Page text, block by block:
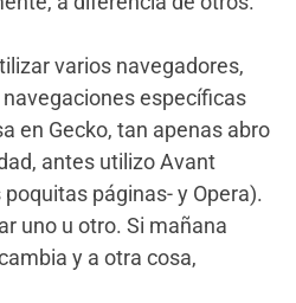
varios navegadores,
específicas
en Gecko, tan apenas abro
antes utilizo Avant
páginas- y Opera).
uno u otro. Si mañana
y a otra cosa,